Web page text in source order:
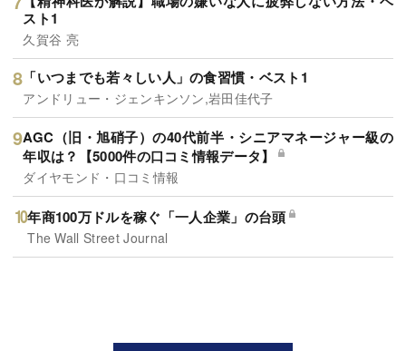
スト1
久賀谷 亮
「いつまでも若々しい人」の食習慣・ベスト1
アンドリュー・ジェンキンソン,岩田佳代子
AGC（旧・旭硝子）の40代前半・シニアマネージャー級の
年収は？【5000件の口コミ情報データ】
ダイヤモンド・口コミ情報
年商100万ドルを稼ぐ「一人企業」の台頭
The Wall Street Journal